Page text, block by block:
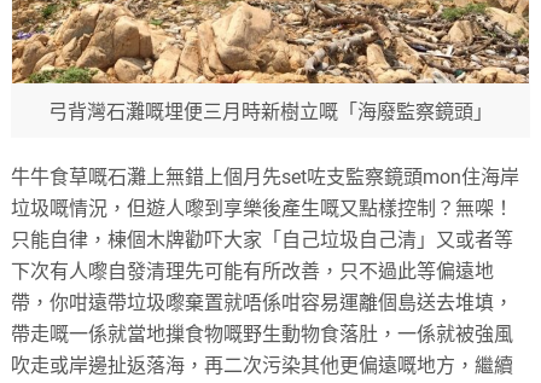
弓背灣石灘嘅埋便三月時新樹立嘅「海廢監察鏡頭」
牛牛食草嘅石灘上無錯上個月先set咗支監察鏡頭mon住海岸
垃圾嘅情況，但遊人嚟到享樂後產生嘅又點樣控制？無㗎！
只能自律，棟個木牌勸吓大家「自己垃圾自己清」又或者等
下次有人嚟自發清理先可能有所改善，只不過此等偏遠地
帶，你咁遠帶垃圾嚟棄置就唔係咁容易運離個島送去堆填，
帶走嘅一係就當地摷食物嘅野生動物食落肚，一係就被強風
吹走或岸邊扯返落海，再二次污染其他更偏遠嘅地方，繼續